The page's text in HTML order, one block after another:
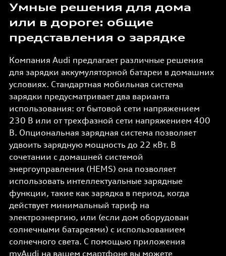
Умные решения для дома
или в дороге: общие
представления о зарядке
Компания Audi предлагает различные решения
для зарядки аккумуляторной батареи в домашних
условиях. Стандартная мобильная система
зарядки предусматривает два варианта
использования: от бытовой сети напряжением
230 В или от трехфазной сети напряжением 400
В. Опциональная зарядная система позволяет
удвоить зарядную мощность до 22 кВт. В
сочетании с домашней системой
энергоуправления (HEMS) она позволяет
использовать интеллектуальные зарядные
функции, такие как зарядка в период, когда
действует минимальный тариф на
электроэнергию, или (если дом оборудован
солнечными батареями) с использованием
солнечного света. С помощью приложения
myAudi на вашем смартфоне вы можете